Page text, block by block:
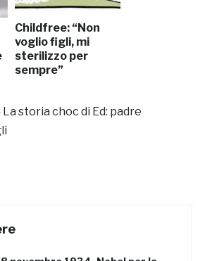
Childfree: “Non
voglio figli, mi
sterilizzo per
sempre”
La storia choc di Ed: padre